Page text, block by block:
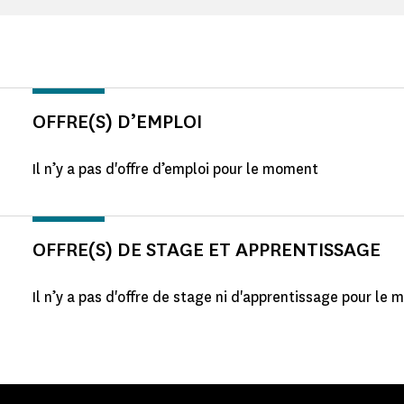
OFFRE(S) D’EMPLOI
Il n’y a pas d'offre d’emploi pour le moment
OFFRE(S) DE STAGE ET APPRENTISSAGE
Il n’y a pas d'offre de stage ni d'apprentissage pour le